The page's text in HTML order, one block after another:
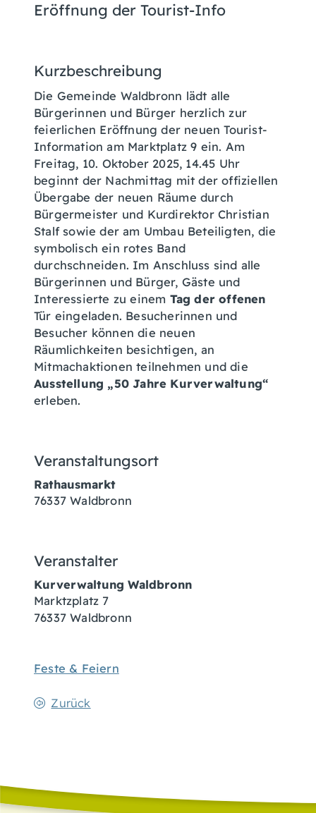
Eröffnung der Tourist-Info
Kurzbeschreibung
Die Gemeinde Waldbronn lädt alle
Bürgerinnen und Bürger herzlich zur
feierlichen Eröffnung der neuen Tourist-
Information am Marktplatz 9 ein. Am
Freitag, 10. Oktober 2025, 14.45 Uhr
beginnt der Nachmittag mit der offiziellen
Übergabe der neuen Räume durch
Bürgermeister und Kurdirektor Christian
Stalf sowie der am Umbau Beteiligten, die
symbolisch ein rotes Band
durchschneiden. Im Anschluss sind alle
Bürgerinnen und Bürger, Gäste und
Interessierte zu einem Tag der offenen
Tür eingeladen. Besucherinnen und
Besucher können die neuen
Räumlichkeiten besichtigen, an
Mitmachaktionen teilnehmen und die
Ausstellung „50 Jahre Kurverwaltung“
erleben.
Veranstaltungsort
Rathausmarkt
76337 Waldbronn
Veranstalter
Kurverwaltung Waldbronn
Marktzplatz 7
76337 Waldbronn
Feste & Feiern
Zurück